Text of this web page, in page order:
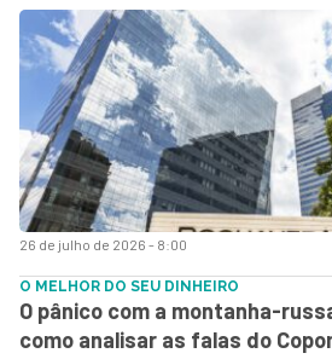
26 de julho de 2026 - 8:00
O MELHOR DO SEU DINHEIRO
O pânico com a montanha-
como analisar as falas do